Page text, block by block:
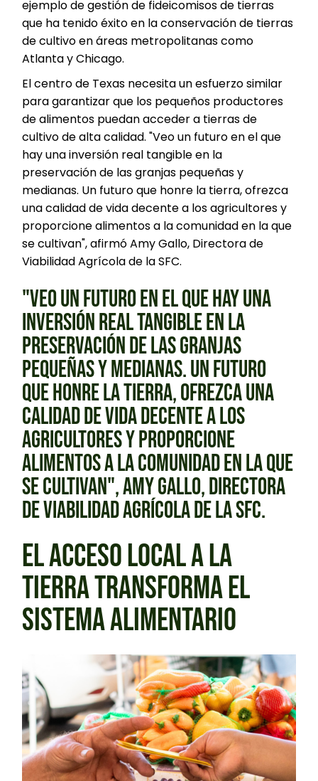
ejemplo de gestión de fideicomisos de tierras
que ha tenido éxito en la conservación de tierras
de cultivo en áreas metropolitanas como
Atlanta y Chicago.
El centro de Texas necesita un esfuerzo similar
para garantizar que los pequeños productores
de alimentos puedan acceder a tierras de
cultivo de alta calidad. "Veo un futuro en el que
hay una inversión real tangible en la
preservación de las granjas pequeñas y
medianas. Un futuro que honre la tierra, ofrezca
una calidad de vida decente a los agricultores y
proporcione alimentos a la comunidad en la que
se cultivan", afirmó Amy Gallo, Directora de
Viabilidad Agrícola de la SFC.
"VEO UN FUTURO EN EL QUE HAY UNA
INVERSIÓN REAL TANGIBLE EN LA
PRESERVACIÓN DE LAS GRANJAS
PEQUEÑAS Y MEDIANAS. UN FUTURO
QUE HONRE LA TIERRA, OFREZCA UNA
CALIDAD DE VIDA DECENTE A LOS
AGRICULTORES Y PROPORCIONE
ALIMENTOS A LA COMUNIDAD EN LA QUE
SE CULTIVAN", AMY GALLO, DIRECTORA
DE VIABILIDAD AGRÍCOLA DE LA SFC.
EL ACCESO LOCAL A LA
TIERRA TRANSFORMA EL
SISTEMA ALIMENTARIO